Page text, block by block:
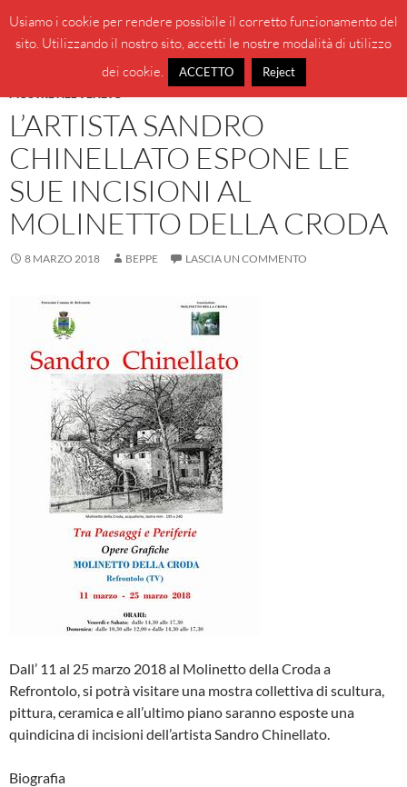
contenuto
BeppeBlog
MENU
MOSTRE NEL VENETO
L’ARTISTA SANDRO
CHINELLATO ESPONE LE
SUE INCISIONI AL
MOLINETTO DELLA CRODA
8 MARZO 2018 BEPPE LASCIA UN COMMENTO
Dall’ 11 al 25 marzo 2018 al Molinetto della Croda a
Refrontolo, si potrà visitare una mostra collettiva di scultura,
pittura, ceramica e all’ultimo piano saranno esposte una
quindicina di incisioni dell’artista Sandro Chinellato.
Biografia
Usiamo i cookie per rendere possibile il corretto funzionamento del
sito. Utilizzando il nostro sito, accetti le nostre modalità di utilizzo
dei cookie.
ACCETTO Reject